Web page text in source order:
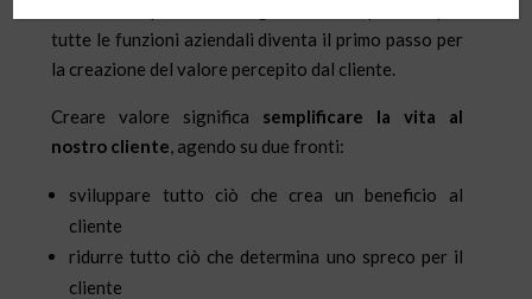
tutte le funzioni aziendali diventa il primo passo per
la creazione del valore percepito dal cliente.
Creare valore significa semplificare la vita al
nostro cliente, agendo su due fronti:
sviluppare tutto ciò che crea un beneficio al
cliente
ridurre tutto ciò che determina uno spreco per il
cliente